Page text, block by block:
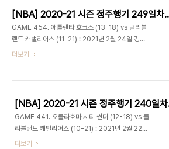
프볼은 대뉴얼 하우스 주니어가 나섰다. - 재럿 앨런
경기 초반부터 3점 성공. 올라디포는 감각이 떨어져
서인지 슛이 심하게 빗나갔다. 빅맨 없는 휴스턴 생각
보다 공격 리바운드를 잘 따낸다. 토리안 프린스 역시
영점이 잘 안 맞는듯. 제디 오스만, 딜런 윈들러 등이
맥기는 1분 사이에 블락 2개. 투웨이 계약인 저스틴
[NBA] 2020-21 시즌
GAME 454. 애틀랜타 호크스 (13-18) vs 클리블
랜드 캐벌리어스 (11-21) : 2021년 2월 24일 경기.
로켓 모기지 필드하우스 - 캠 레디쉬는 발뒷꿈치 부
시킨 선수는 재럿 앨런이 클리블랜드 창단 후 최초.
1980년 이후 리그에서 이 기록을 달성한 경우는 다
섯 번 뿐인데 앨런 이전에는 2010년 드와이트 하워
드가 마지막이었다. 로이드 피어스 감독은 아내의 출
산 및 안전 프로토콜에서 복귀해 다시 지휘봉을 잡는
더보기
[NBA]
GAME 441. 오클라호마 시티 썬더 (12-18) vs 클
리블랜드 캐벌리어스 (10-21) : 2021년 2월 22일
경기. 스무디킹 센터 - 콜린 섹스턴과 대리어스 갈랜
더보기